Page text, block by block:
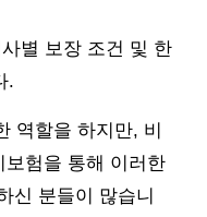
별 보장 조건 및 한
.
역할을 하지만, 비
험을 통해 이러한
신 분들이 많습니